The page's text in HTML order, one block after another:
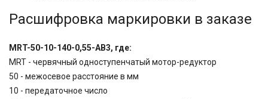
Расшифровка маркировки в заказе
MRT-50-10-140-0,55-AB3, где:
MRT - червячный одноступенчатый мотор-редуктор
50 - межосевое расстояние в мм
10 - передаточное число